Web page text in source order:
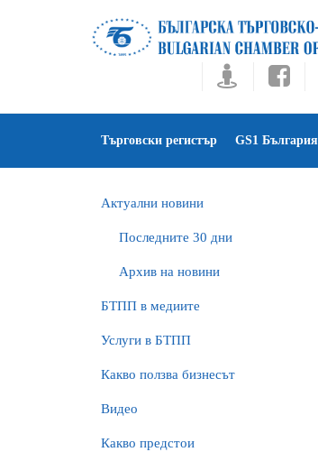
Търговски регистър GS1 България
Актуални новини
Последните 30 дни
Архив на новини
БTПП в медиите
Услуги в БТПП
Какво ползва бизнесът
Видео
Какво предстои